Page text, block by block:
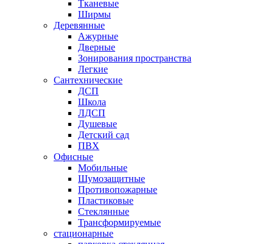
Тканевые
Ширмы
Деревянные
Ажурные
Дверные
Зонирования пространства
Легкие
Сантехнические
ДСП
Школа
ЛДСП
Душевые
Детский сад
ПВХ
Офисные
Мобильные
Шумозащитные
Противопожарные
Пластиковые
Стеклянные
Трансформируемые
стационарные